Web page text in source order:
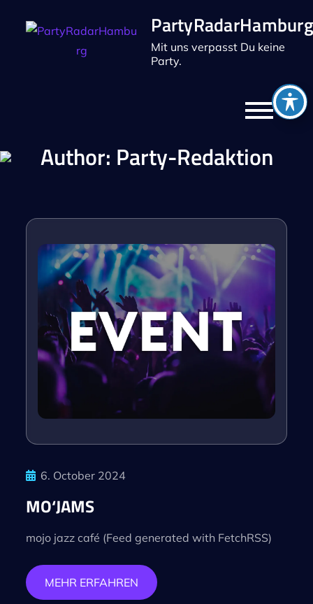
PartyRadarHamburg
Mit uns verpasst Du keine
Party.
Author: Party-Redaktion
6. October 2024
MO‘JAMS
mojo jazz café (Feed generated with FetchRSS)
MEHR ERFAHREN